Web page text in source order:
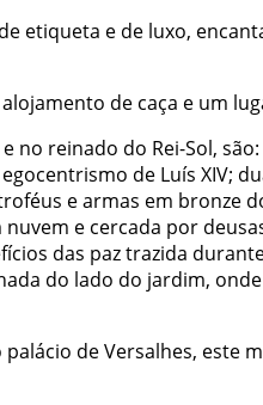
de etiqueta e de luxo,
alojamento de caça e um
e no reinado do Rei-Sol, são:
egocentrismo de Luís XIV;
earmas em bronze
nuvem e cercada por
das paztrazida
do lado do jardim, onde
palácio deVersalhes, este